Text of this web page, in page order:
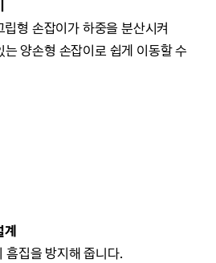
형 손잡이가 하중을 분산시켜
는 양손형 손잡이로 쉽게 이동할 수
흠집을 방지해 줍니다.